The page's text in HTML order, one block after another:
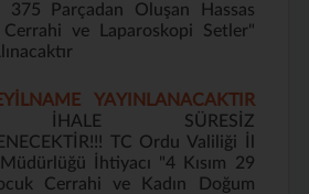
375 Parçadan Oluşan Hassas
Cerrahi ve Laparoskopi Setler"
YAYINLANACAKTIR
İHALE SÜRESİZ
TC Ordu Valiliği İl
Müdürlüğü İhtiyacı "4 Kısım 29
Cerrahi ve Kadın Doğum